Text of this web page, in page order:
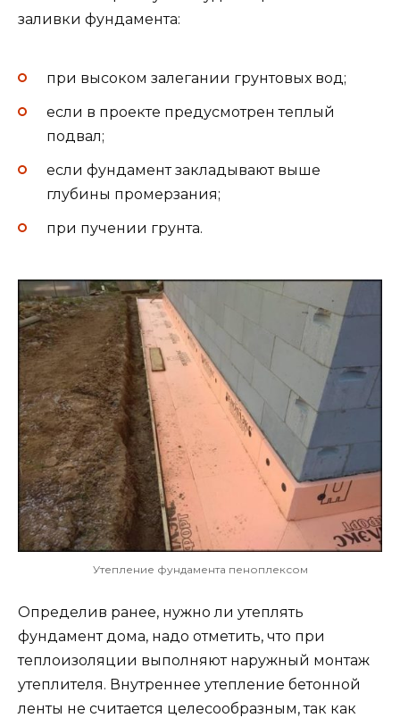
заливки фундамента:
при высоком залегании грунтовых вод;
если в проекте предусмотрен теплый
подвал;
если фундамент закладывают выше
глубины промерзания;
при пучении грунта.
Утепление фундамента пеноплексом
Определив ранее, нужно ли утеплять
фундамент дома, надо отметить, что при
теплоизоляции выполняют наружный монтаж
утеплителя. Внутреннее утепление бетонной
ленты не считается целесообразным, так как